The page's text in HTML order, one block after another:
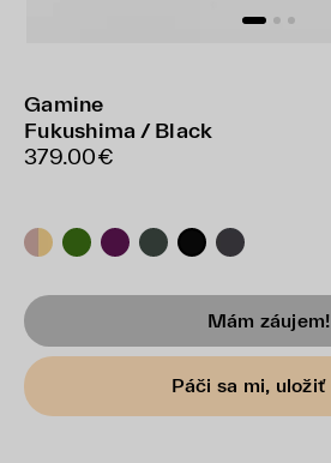
Gamine
Fukushima / Black
379.00€
Mám záujem!
Páči sa mi, uložiť